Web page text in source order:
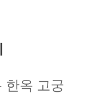
한옥 고궁